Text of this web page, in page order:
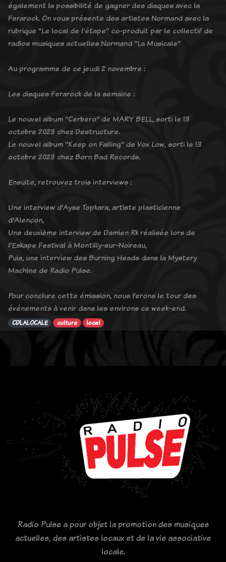
également la possibilité de gagner des disques avec la
Ferarock. On vous présente des artistes Normand avec la
rubrique "Le local de l'étape" co-produit par le collectif de
radios musiques actuelles Normand "La Musicale"
Au programme de ce jeudi 2 novembre :
Les disques Ferarock de la semaine :
Le nouvel album "Cerbero" de MARY BELL, sorti le 13
octobre 2023 chez Destructure.
Le nouvel album "Keep on Falling" de Vox Low, sorti le 13
octobre 2023 chez Born Bad Records.
Ensuite, retrouvez trois interviews :
Une interview d'Ayse Topkara, artiste plasticienne
d'Alençon,
Une deuxième interview de Damien Rk réalisée lors de
l'Eskape Festival à Montilly-sur-Noireau,
Puis, une interview des Burning Heads dans la Mystery
Machine de Radio Pulse.
Pour conclure cette émission, nous ferons le tour des
événements à venir dans les environs ce week-end.
CDLALOCALE culture local
Radio Pulse a pour objet la promotion des musiques
actuelles, des artistes locaux et de la vie associative
locale.